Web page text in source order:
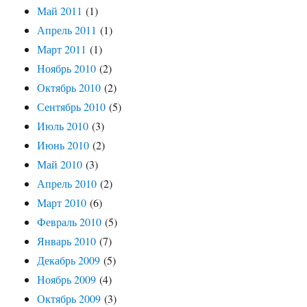
Май 2011 (1)
Апрель 2011 (1)
Март 2011 (1)
Ноябрь 2010 (2)
Октябрь 2010 (2)
Сентябрь 2010 (5)
Июль 2010 (3)
Июнь 2010 (2)
Май 2010 (3)
Апрель 2010 (2)
Март 2010 (6)
Февраль 2010 (5)
Январь 2010 (7)
Декабрь 2009 (5)
Ноябрь 2009 (4)
Октябрь 2009 (3)